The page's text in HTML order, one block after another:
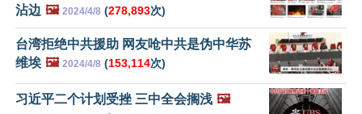
沾边 🖼️ 2024/4/8 (278,893次)
台湾拒绝中共援助 网友呛中共是伪中华苏
维埃 🖼️ 2024/4/8 (153,114次)
习近平二个计划受挫 三中全会搁浅 🖼️